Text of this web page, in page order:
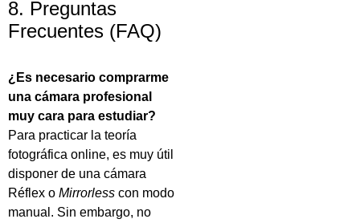
8. Preguntas
Frecuentes (FAQ)
¿Es necesario comprarme
una cámara profesional
muy cara para estudiar?
Para practicar la teoría
fotográfica online, es muy útil
disponer de una cámara
Réflex o Mirrorless con modo
manual. Sin embargo, no